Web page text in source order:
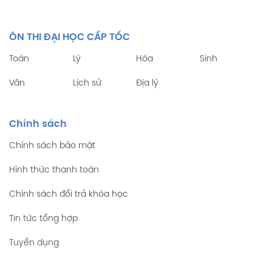
ÔN THI ĐẠI HỌC CẤP TỐC
Toán Lý Hóa Sinh
Văn Lịch sử Địa lý
Chính sách
Chính sách bảo mật
Hình thức thanh toán
Chính sách đổi trả khóa học
Tin tức tổng hợp
Tuyển dụng